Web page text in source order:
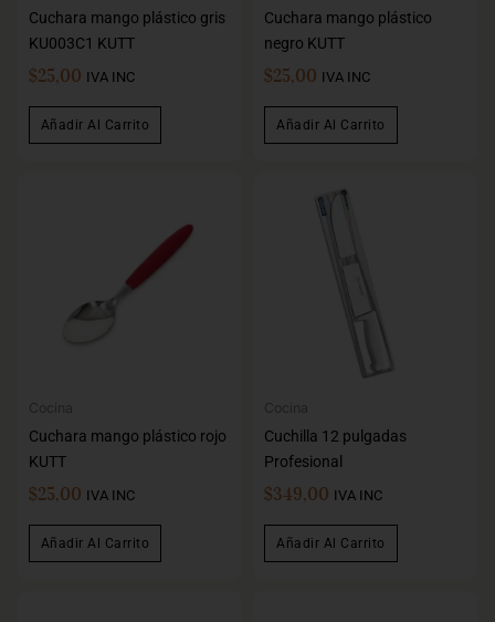
Cuchara mango plástico gris
KU003C1 KUTT
$25,00 IVA INC
Añadir Al Carrito
Cuchara mango plástico
negro KUTT
$25,00 IVA INC
Añadir Al Carrito
Cocina
Cuchara mango plástico rojo
KUTT
$25,00 IVA INC
Añadir Al Carrito
Cocina
Cuchilla 12 pulgadas
Profesional
$349,00 IVA INC
Añadir Al Carrito